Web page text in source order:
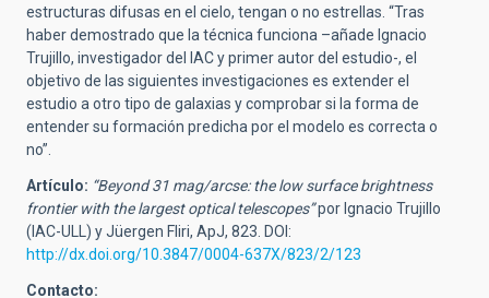
estructuras difusas en el cielo, tengan o no estrellas. “Tras
haber demostrado que la técnica funciona –añade Ignacio
Trujillo, investigador del IAC y primer autor del estudio-, el
objetivo de las siguientes investigaciones es extender el
estudio a otro tipo de galaxias y comprobar si la forma de
entender su formación predicha por el modelo es correcta o
no”.
Artículo: “Beyond 31 mag/arcse: the low surface brightness
frontier with the largest optical telescopes”por Ignacio Trujillo
(IAC-ULL) y Jüergen Fliri, ApJ, 823. DOI:
http://dx.doi.org/10.3847/0004-637X/823/2/123
Contacto: